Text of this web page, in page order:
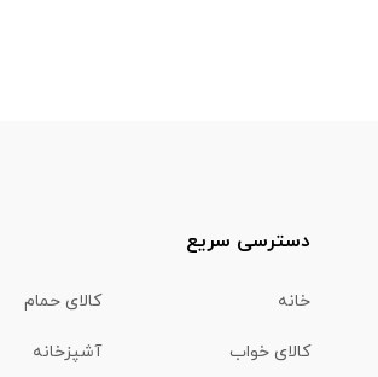
دسترسی سریع
خانه کالای حمام
کالای خواب آشپزخانه